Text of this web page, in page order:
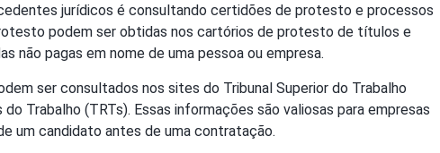
jurídicos é consultando certidões de protesto e processos
podem ser obtidas nos cartórios de protesto de títulos e
não pagas em nome de uma pessoa ou empresa.
ser consultados nos sites do Tribunal Superior do Trabalho
Trabalho (TRTs). Essas informações são valiosas para empresas
um candidato antes de uma contratação.